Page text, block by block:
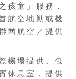
孩童」服務，
航空地勤或機
酋航空／提供
機場提供。包
休息室，提供